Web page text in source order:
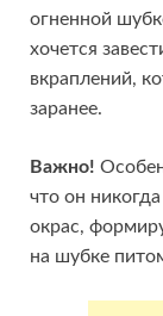
огненной
хочется
вкраплений,
заранее.
Важно!
что он
окрас,
на шубке